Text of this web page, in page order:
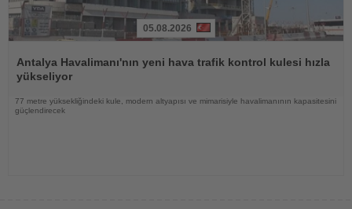
Oku
05.08.2026
Antalya Havalimanı'nın yeni hava trafik kontrol kulesi hızla
yükseliyor
77 metre yüksekliğindeki kule, modern altyapısı ve mimarisiyle havalimanının kapasitesini
güçlendirecek